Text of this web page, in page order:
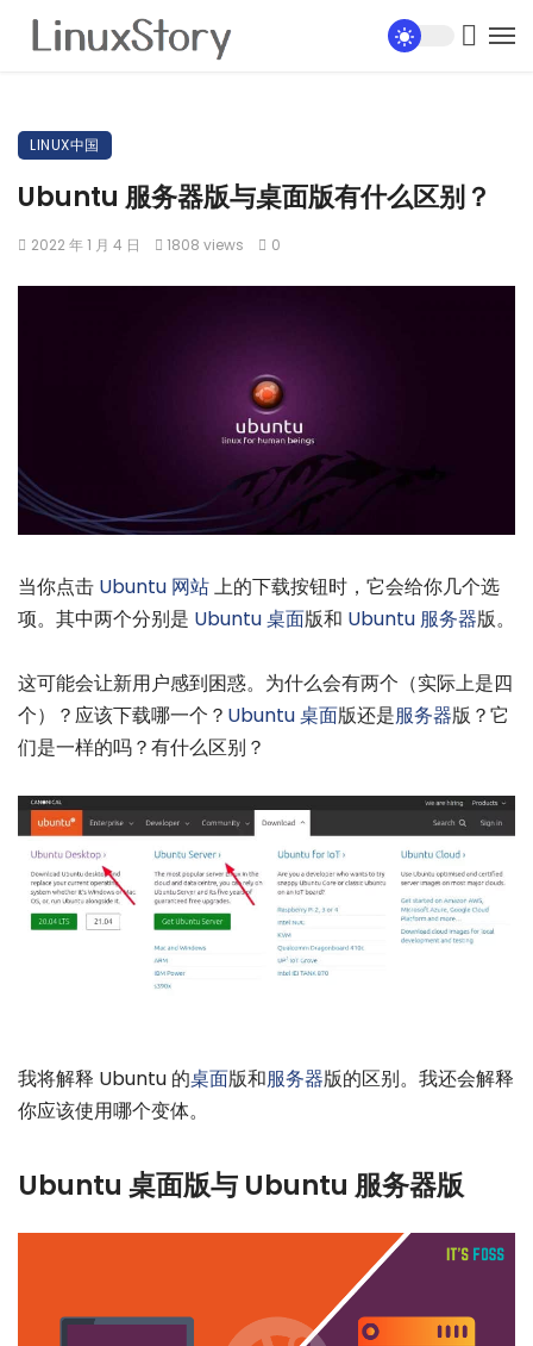
LINUX中国
Ubuntu 服务器版与桌面版有什么区别？
2022 年 1 月 4 日 1808 views 0
当你点击 Ubuntu 网站上的下载按钮时，它会给你几个选
项。其中两个分别是 Ubuntu桌面版和 Ubuntu服务器版。
这可能会让新用户感到困惑。为什么会有两个（实际上是四
个）？应该下载哪一个？ Ubuntu桌面版还是服务器版？它
们是一样的吗？有什么区别？
我将解释 Ubuntu 的桌面版和服务器版的区别。我还会解释
你应该使用哪个变体。
Ubuntu 桌面版与 Ubuntu 服务器版